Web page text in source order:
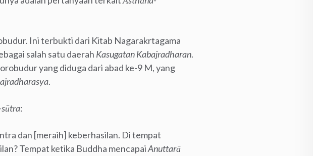
Ini terbukti dari Kitab Nagarakrtagama
salah satu daerah Kasugatan Kabajradharan.
yang diduga dari abad ke-9 M, yang
.
:
dan [meraih] keberhasilan. Di tempat
Tempat ketika Buddha mencapaiAnuttarā